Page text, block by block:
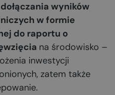
wyników
w formie
do raportu o
na środowisko –
inwestycji
zatem także